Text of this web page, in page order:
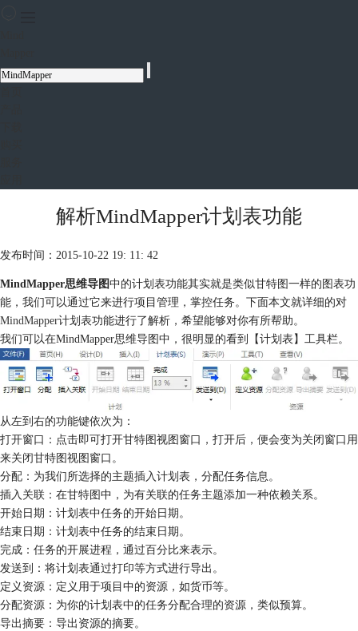
解析MindMapper计划表功能
发布时间：2015-10-22 19: 11: 42
MindMapper思维导图中的计划表功能其实就是类似甘特图一样的图表功
能，我们可以通过它来进行项目管理，掌控任务。下面本文就详细的对
MindMapper计划表功能进行了解析，希望能够对你有所帮助。
我们可以在MindMapper思维导图中，很明显的看到【计划表】工具栏。
从左到右的功能键依次为：
打开窗口：点击即可打开甘特图视图窗口，打开后，便会变为关闭窗口用
来关闭甘特图视图窗口。
分配：为我们所选择的主题插入计划表，分配任务信息。
插入关联：在甘特图中，为有关联的任务主题添加一种依赖关系。
开始日期：计划表中任务的开始日期。
结束日期：计划表中任务的结束日期。
完成：任务的开展进程，通过百分比来表示。
发送到：将计划表通过打印等方式进行导出。
定义资源：定义用于项目中的资源，如货币等。
分配资源：为你的计划表中的任务分配合理的资源，类似预算。
导出摘要：导出资源的摘要。